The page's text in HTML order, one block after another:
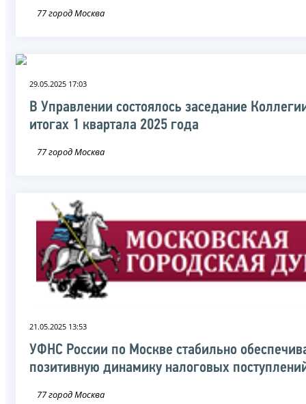
77 город Москва
29.05.2025 17:03
В Управлении состоялось заседание
итогах 1 квартала 2025 года
77 город Москва
21.05.2025 13:53
УФНС России по Москве стабильно
позитивную динамику налоговых
77 город Москва